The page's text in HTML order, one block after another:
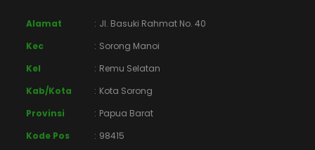
Alamat : Jl. Basuki Rahmat No. 40
Kec
: Sorong Manoi
Kel
: Remu Selatan
Kab/Kota
: Kota Sorong
Provinsi
: Papua Barat
Kode Pos
: 98415